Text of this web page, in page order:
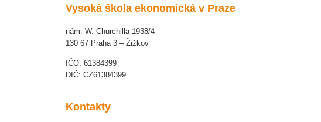
Vysoká škola ekonomická v Praze
nám. W. Churchilla 1938/4
130 67 Praha 3 – Žižkov
IČO: 61384399
DIČ: CZ61384399
Kontakty